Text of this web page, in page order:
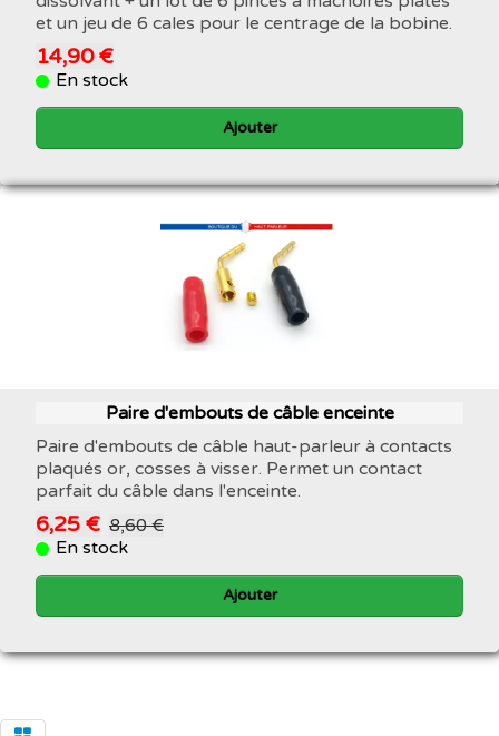
et un jeu de 6 cales pour le centrage de la bobine.
14,90 €
En stock
Ajouter
Paire d'embouts de câble enceinte
Paire d'embouts de câble haut-parleur à contacts
plaqués or, cosses à visser. Permet un contact
parfait du câble dans l'enceinte.
6,25 € 8,60 €
En stock
Ajouter